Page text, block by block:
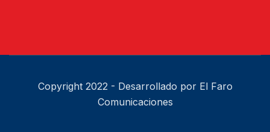
Copyright 2022 - Desarrollado por El Faro
Comunicaciones